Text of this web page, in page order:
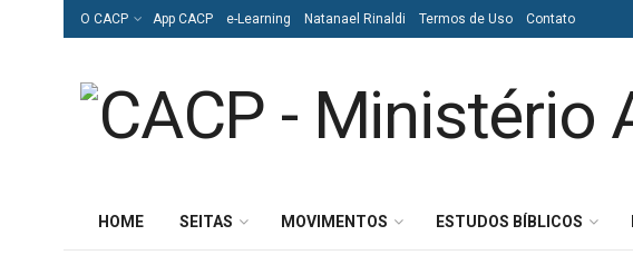
O CACP App CACP e-Learning Natanael Rinaldi Termos de Uso Contato
HOME SEITAS MOVIMENTOS ESTUDOS BÍBLICOS